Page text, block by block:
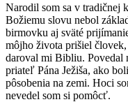
Narodil som sa v tradičnej
Božiemu slovu nebol
birmovku aj sväté
môjho života prišiel
daroval mi Bibliu. Povedal
priateľ Pána Ježiša, ako
pôsobenia na zemi. Hoci
nevedel som si pomôcť.